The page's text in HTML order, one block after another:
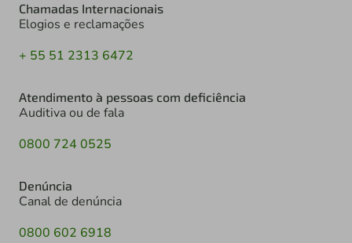
Chamadas Internacionais
Elogios e reclamações
+ 55 51 2313 6472
Atendimento à pessoas com deficiência
Auditiva ou de fala
0800 724 0525
Denúncia
Canal de denúncia
0800 602 6918